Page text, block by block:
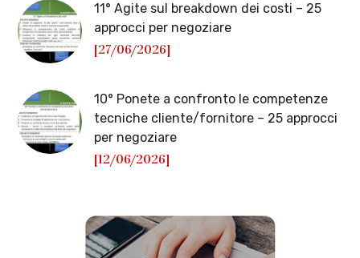
11° Agite sul breakdown dei costi – 25
approcci per negoziare
[27/06/2026]
10° Ponete a confronto le competenze
tecniche cliente/fornitore – 25 approcci
per negoziare
[12/06/2026]